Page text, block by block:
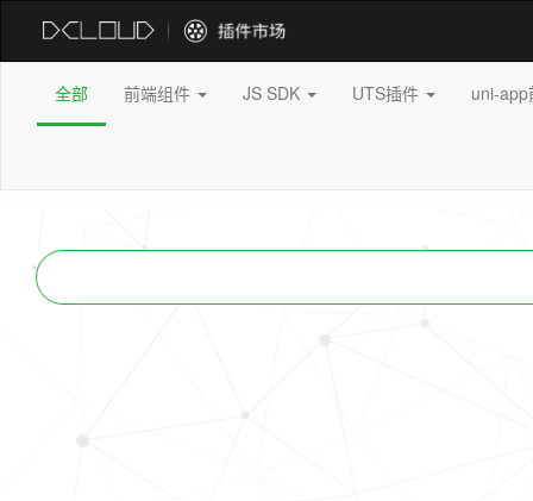
全部 前端组件 JS SDK UTS插件 uni-